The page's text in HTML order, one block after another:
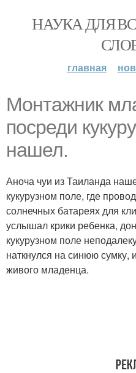
НАУКА ДЛЯ
главная
Монтажник
посреди
нашел.
Аноча чуи из Таиланда
кукурузном поле, где
солнечных батареях для
услышал крики ребенка,
кукурузном поле
наткнулся на синюю сумку,
живого младенца.